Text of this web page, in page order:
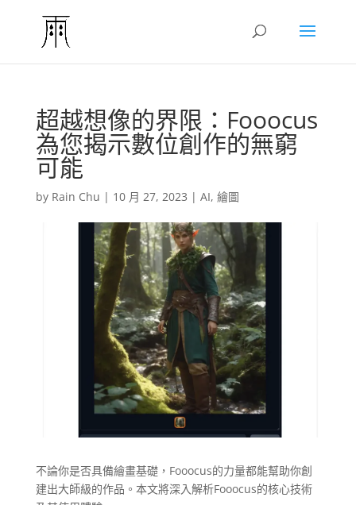
超越想像的界限：Fooocus
為您揭示數位創作的無窮
可能
by Rain Chu | 10 月 27, 2023 | AI, 繪圖
不論你是否具備繪畫基礎，Fooocus的力量都能幫助你創
建出大師級的作品。本文將深入解析Fooocus的核心技術